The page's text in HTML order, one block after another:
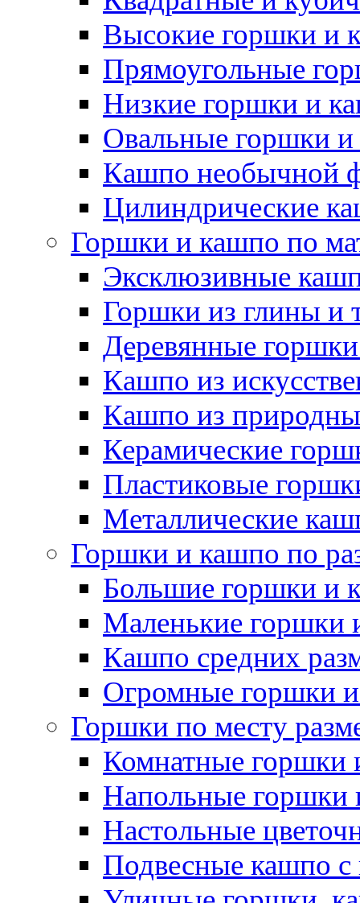
Высокие горшки и
Прямоугольные
Низкие горшки и
Овальные горшки
Кашпо необычной
Цилиндрические
Горшки и кашпо по
Эксклюзивные
Горшки из глины и
Деревянные
Кашпо из
Кашпо из
Керамические
Пластиковые
Металлические
Горшки и кашпо по
Большие горшки и
Маленькие горшки
Кашпо средних
Огромные горшки
Горшки по месту
Комнатные горшки
Напольные горшки
Настольные
Подвесные кашпо с